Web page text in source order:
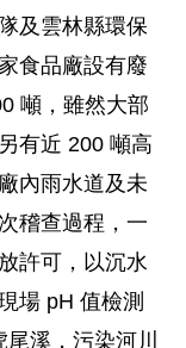
及雲林縣環保
食品廠設有廢
噸，雖然大部
有近 200 噸高
內雨水道及未
稽查過程，一
許可，以沉水
場 pH 值檢測
溪，污染河川